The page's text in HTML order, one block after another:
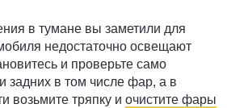
в тумане вы заметили для
недостаточно освещают
и проверьте само
задних в том числе фар, а в
возьмите тряпку и очистите фары